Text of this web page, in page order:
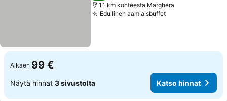
1.1 km kohteesta Marghera
Edullinen aamiaisbuffet
Alkaen 99 €
Näytä hinnat 3 sivustolta Katso hinnat